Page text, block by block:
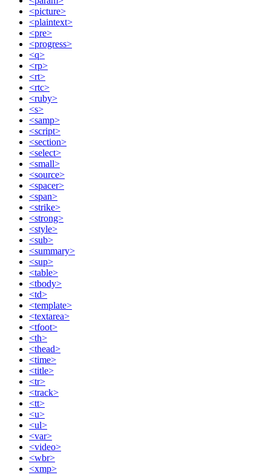
<picture>
<plaintext>
<pre>
<progress>
<q>
<rp>
<rt>
<rtc>
<ruby>
<s>
<samp>
<script>
<section>
<select>
<small>
<source>
<spacer>
<span>
<strike>
<strong>
<style>
<sub>
<summary>
<sup>
<table>
<tbody>
<td>
<template>
<textarea>
<tfoot>
<th>
<thead>
<time>
<title>
<tr>
<track>
<tt>
<u>
<ul>
<var>
<video>
<wbr>
<xmp>